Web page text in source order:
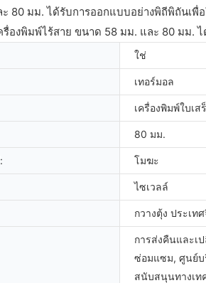
80 มม. ได้รับการออกแบบอย่างพิถีพิถันเพื่
รื่องพิมพ์ไร้สาย ขนาด 58 มม. และ 80 มม.
ใช่
เทอร์มอล
เครื่องพิมพ์ใบเส
80 มม.
โมฆะ
ไซเวลล์
กวางตุ้ง ประเท
การส่งคืนและเ
ซ่อมแซม, ศูนย์บ
สนับสนุนทางเท